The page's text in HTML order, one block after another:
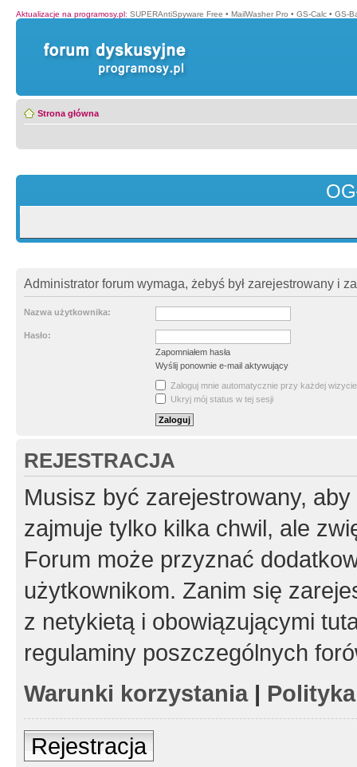
Aktualizacje na programosy.pl: SUPERAntiSpyware Free • MailWasher Pro • GS-Calc • GS-
Strona główna
Administrator forum wymaga, żebyś był zarejestrowany i
Nazwa użytkownika:
Hasło:
Zapomniałem hasła
Wyślij ponownie e-mail aktywujący
Zaloguj mnie automatycznie przy każdej wizycie
Ukryj mój status w tej sesji
REJESTRACJA
Musisz być zarejestrowany,
zajmuje tylko kilka chwil, ale
Forum może przyznać
użytkownikom. Zanim się
z netykietą i obowiązującymi
regulaminy poszczególnych
Warunki korzystania|
Rejestracja